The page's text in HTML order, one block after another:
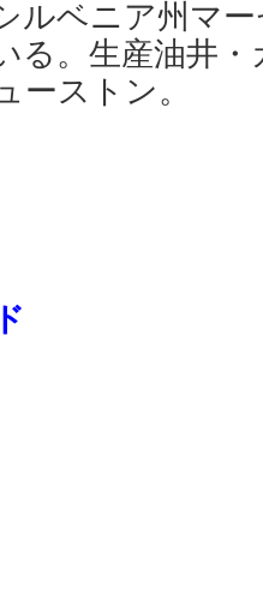
ルベニア州マ
る。生産油井
ーストン。
し